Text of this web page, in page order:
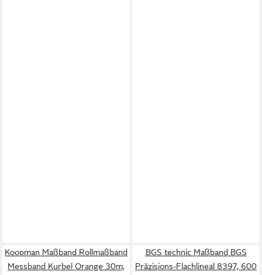
Koopman Maßband Rollmaßband
Messband Kurbel Orange 30m,
BGS technic Maßband BGS
Präzisions-Flachlineal 8397, 600